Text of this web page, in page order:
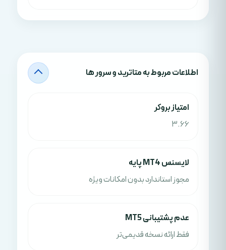
اطلاعات مربوط به متاترید و سرور ها
امتياز بروکر
3.66
لایسنس MT4 پایه
مجوز استاندارد بدون امکانات ویژه
عدم پشتیبانی MT5
فقط ارائه نسخه قدیمی‌تر